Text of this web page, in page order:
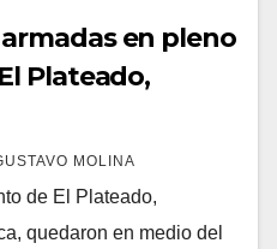
en pleno
Plateado,
MOLINA
de El Plateado,
quedaron en medio del